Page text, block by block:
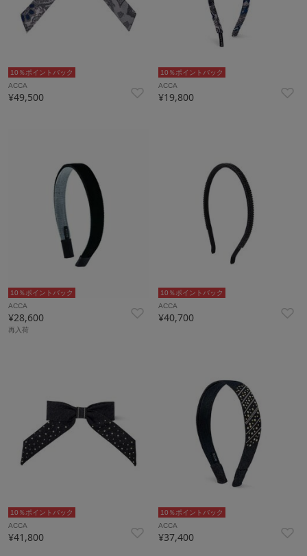
10％ポイントバック
ACCA
¥49,500
10％ポイントバック
ACCA
¥19,800
10％ポイントバック
ACCA
¥28,600
再入荷
10％ポイントバック
ACCA
¥40,700
10％ポイントバック
ACCA
¥41,800
10％ポイントバック
ACCA
¥37,400